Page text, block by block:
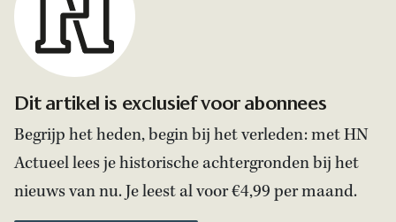
Dit artikel is exclusief voor abonnees
Begrijp het heden, begin bij het verleden: met HN
Actueel lees je historische achtergronden bij het
nieuws van nu. Je leest al voor €4,99 per maand.